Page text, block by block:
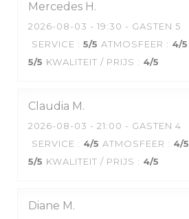
Mercedes H
2026-08-03 - 19:30 - GASTEN 5
SERVICE : 5/5 ATMOSFEER : 4/5
5/5 KWALITEIT / PRIJS : 4/5
Claudia M
2026-08-03 - 21:00 - GASTEN 4
SERVICE : 4/5 ATMOSFEER : 4/5
5/5 KWALITEIT / PRIJS : 4/5
Diane M